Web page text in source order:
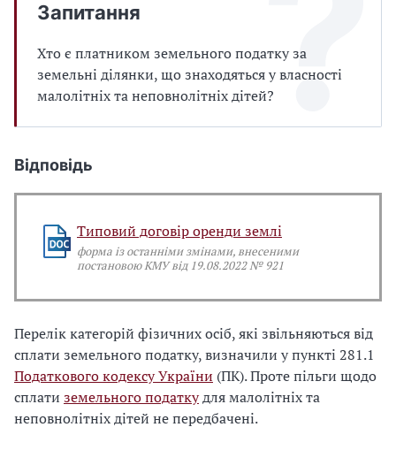
Запитання
Хто є платником земельного податку за
земельні ділянки, що знаходяться у власності
малолітніх та неповнолітніх дітей?
Відповідь
Типовий договір оренди землі
форма із останніми змінами, внесеними
постановою КМУ від 19.08.2022 № 921
Перелік категорій фізичних осіб, які звільняються від
сплати земельного податку, визначили у пункті 281.1
Податкового кодексу України (ПК). Проте пільги щодо
сплати земельного податкудля малолітніх та
неповнолітніх дітей не передбачені.